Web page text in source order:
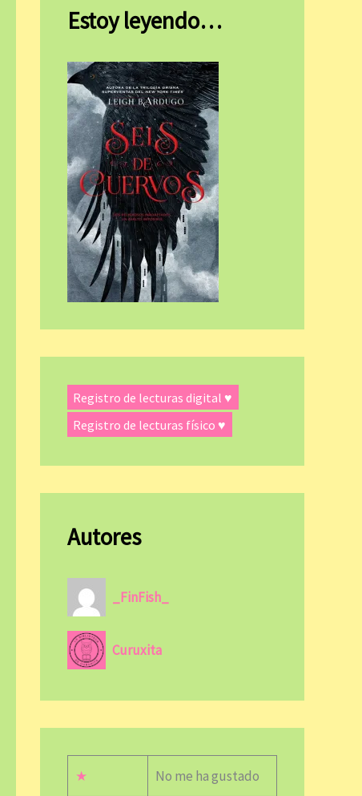
Estoy leyendo…
Registro de lecturas digital ♥
Registro de lecturas físico ♥
Autores
_FinFish_
Curuxita
★ No me ha gustado